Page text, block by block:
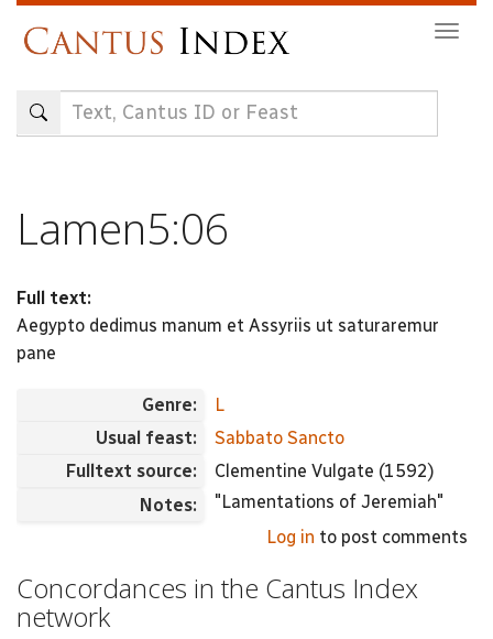
content
Lamen5:06
Full text:
Aegypto dedimus manum et Assyriis ut saturaremur
pane
Genre:
L
Usual feast:
Sabbato Sancto
Fulltext source:
Clementine Vulgate (1592)
Notes:
"Lamentations of Jeremiah"
Log in to post comments
Concordances in the Cantus Index
network